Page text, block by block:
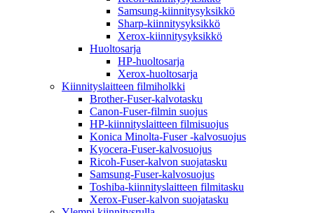
Samsung-kiinnitysyksikkö
Sharp-kiinnitysyksikkö
Xerox-kiinnitysyksikkö
Huoltosarja
HP-huoltosarja
Xerox-huoltosarja
Kiinnityslaitteen filmiholkki
Brother-Fuser-kalvotasku
Canon-Fuser-filmin suojus
HP-kiinnityslaitteen filmisuojus
Konica Minolta-Fuser -kalvosuojus
Kyocera-Fuser-kalvosuojus
Ricoh-Fuser-kalvon suojatasku
Samsung-Fuser-kalvosuojus
Toshiba-kiinnityslaitteen filmitasku
Xerox-Fuser-kalvon suojatasku